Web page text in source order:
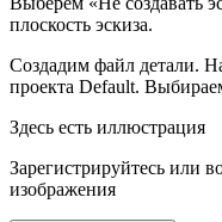
плоскость эскиза.
Создадим файл детали.
проекта Default.
Здесь есть иллюстрация
Зарегистрируйтесь или
изображения